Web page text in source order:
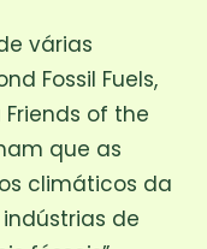
várias
Fossil Fuels,
of the
que as
climáticos da
indústrias de